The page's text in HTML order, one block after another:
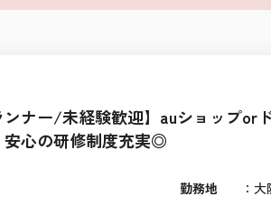
ナー/未経験歓迎】auショップor
安心の研修制度充実◎
勤務地 ： 大